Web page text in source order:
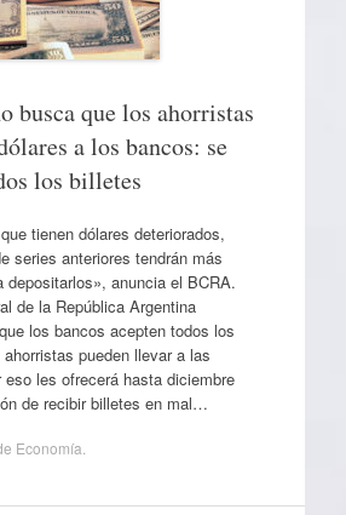
busca que los ahorristas
a los bancos: se
los billetes
tienen dólares deteriorados,
series anteriores tendrán más
depositarlos», anuncia el BCRA.
de la República Argentina
los bancos acepten todos los
pueden llevar a las
les ofrecerá hasta diciembre
de recibir billetes en mal…
Economía